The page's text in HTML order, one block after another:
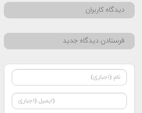
دیدگاه کاربران
فرستادن دیدگاه جدید